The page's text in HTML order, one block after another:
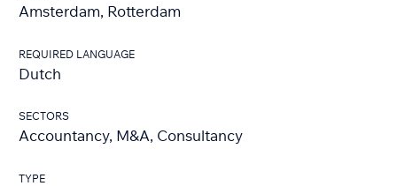
Amsterdam, Rotterdam
REQUIRED LANGUAGE
Dutch
SECTORS
Accountancy, M&A, Consultancy
TYPE